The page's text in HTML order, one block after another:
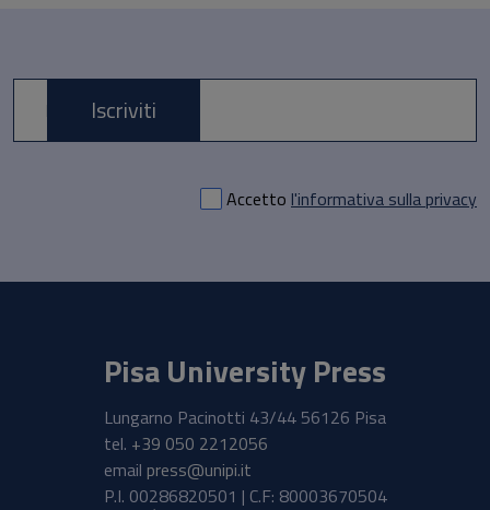
E-mail *
Accetto l'informativa sulla privacy
Iscriviti
Pisa University Press
Lungarno Pacinotti 43/44 56126 Pisa
tel. +39 050 2212056
email press@unipi.it
P.I. 00286820501 | C.F: 80003670504